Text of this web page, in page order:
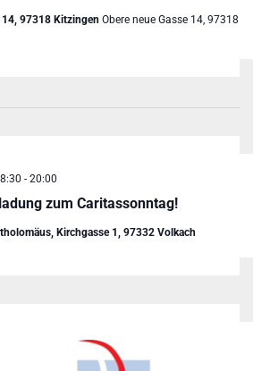
14, 97318 Kitzingen Obere neue Gasse 14, 97318
zum Caritassonntag!
- 20:00
Kirchgasse 1, 97332 Volkach